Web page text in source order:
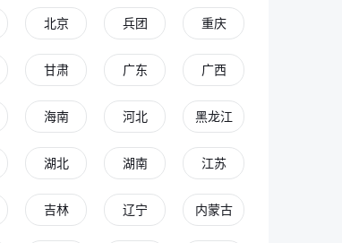
北京 兵团 重庆
甘肃 广东 广西
海南 河北 黑龙江
湖北 湖南 江苏
吉林 辽宁 内蒙古
青青老师
立即登录，解锁更多功能